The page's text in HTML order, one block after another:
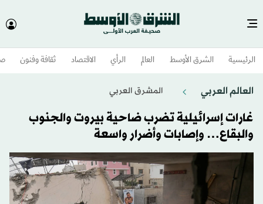
الرئيسية الشرق الأوسط​ العالم الرأي الاقتصاد ثقافة وفنون
العالم العربي المشرق العربي
غارات إسرائيلية تضرب ضاحية بيروت والجنوب
والبقاع… وإصابات وأضرار واسعة